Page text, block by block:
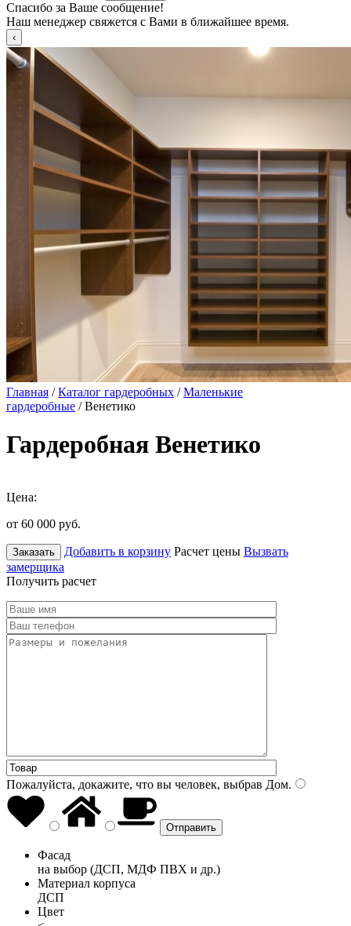
Спасибо за Ваше сообщение!
Наш менеджер свяжется с Вами в ближайшее время.
Главная /Каталог гардеробных /Маленькие
гардеробные / Венетико
Гардеробная Венетико
Цена:
от 60 000 руб.
Заказать Добавить в корзину Расчет цены Вызвать
замерщика
Получить расчет
Пожалуйста, докажите, что вы человек, выбрав Дом.
Фасад
на выбор (ДСП, МДФ ПВХ и др.)
Материал корпуса
ДСП
Цвет